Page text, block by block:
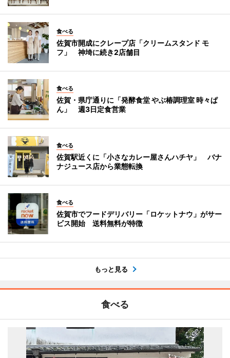
食べる
佐賀市開成にクレープ店「クリームスタンド モ
フ」 神埼に続き2店舗目
食べる
佐賀・県庁通りに「発酵食堂 やぶ椿調理室 時々ぱ
ん」 週3日定食営業
食べる
佐賀駅近くに「小さなカレー屋さんハチヤ」 バナ
ナジュース店から業態転換
食べる
佐賀市でフードデリバリー「ロケットナウ」がサー
ビス開始 送料無料が特徴
もっと見る
食べる